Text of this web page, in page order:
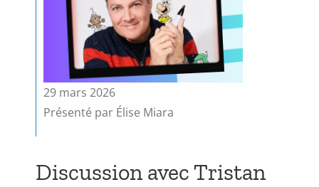
29 mars 2026
Présenté par Élise Miara
Discussion avec Tristan